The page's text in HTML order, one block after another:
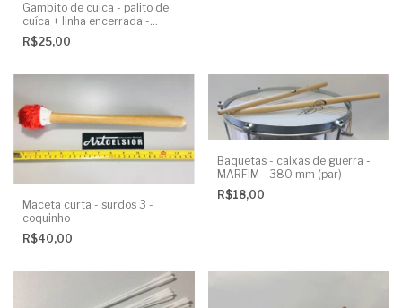
Gambito de cuica - palito de
cuíca + linha encerrada -
UNIDADE
R$25,00
Maceta curta - surdos 3 -
coquinho
R$40,00
Baquetas - caixas de guerra -
MARFIM - 380 mm (par)
R$18,00